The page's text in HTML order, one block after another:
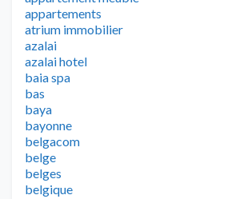
appartements
atrium immobilier
azalai
azalai hotel
baia spa
bas
baya
bayonne
belgacom
belge
belges
belgique